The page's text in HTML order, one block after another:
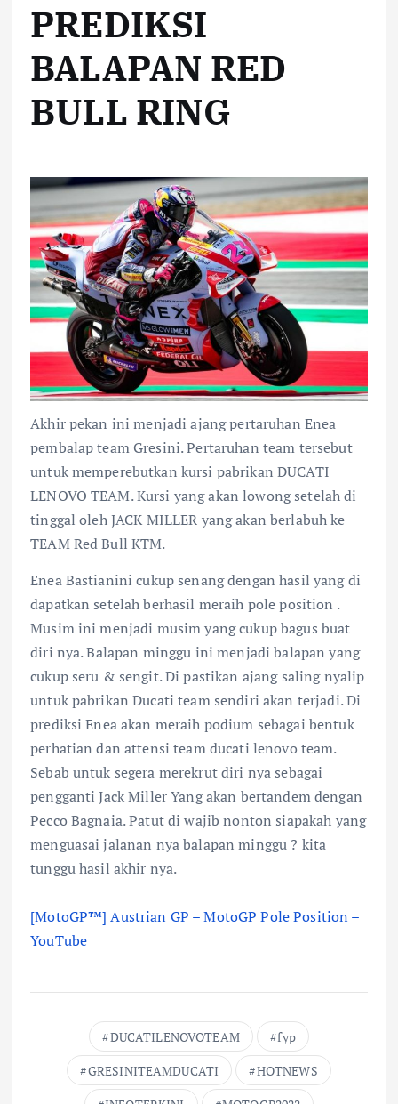
PREDIKSI
BALAPAN RED
BULL RING
Akhir pekan ini menjadi ajang pertaruhan Enea
pembalap team Gresini. Pertaruhan team tersebut
untuk memperebutkan kursi pabrikan DUCATI
LENOVO TEAM. Kursi yang akan lowong setelah di
tinggal oleh JACK MILLER yang akan berlabuh ke
TEAM Red Bull KTM.
Enea Bastianini cukup senang dengan hasil yang di
dapatkan setelah berhasil meraih pole position .
Musim ini menjadi musim yang cukup bagus buat
diri nya. Balapan minggu ini menjadi balapan yang
cukup seru & sengit. Di pastikan ajang saling nyalip
untuk pabrikan Ducati team sendiri akan terjadi. Di
prediksi Enea akan meraih podium sebagai bentuk
perhatian dan attensi team ducati lenovo team.
Sebab untuk segera merekrut diri nya sebagai
pengganti Jack Miller Yang akan bertandem dengan
Pecco Bagnaia. Patut di wajib nonton siapakah yang
menguasai jalanan nya balapan minggu ? kita
tunggu hasil akhir nya.
[MotoGP™] Austrian GP – MotoGP Pole Position –
YouTube
DUCATILENOVOTEAM
fyp
GRESINITEAMDUCATI
HOTNEWS